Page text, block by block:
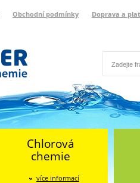
Obchodní podmínky Doprava a
Chlorová
chemie
více informací